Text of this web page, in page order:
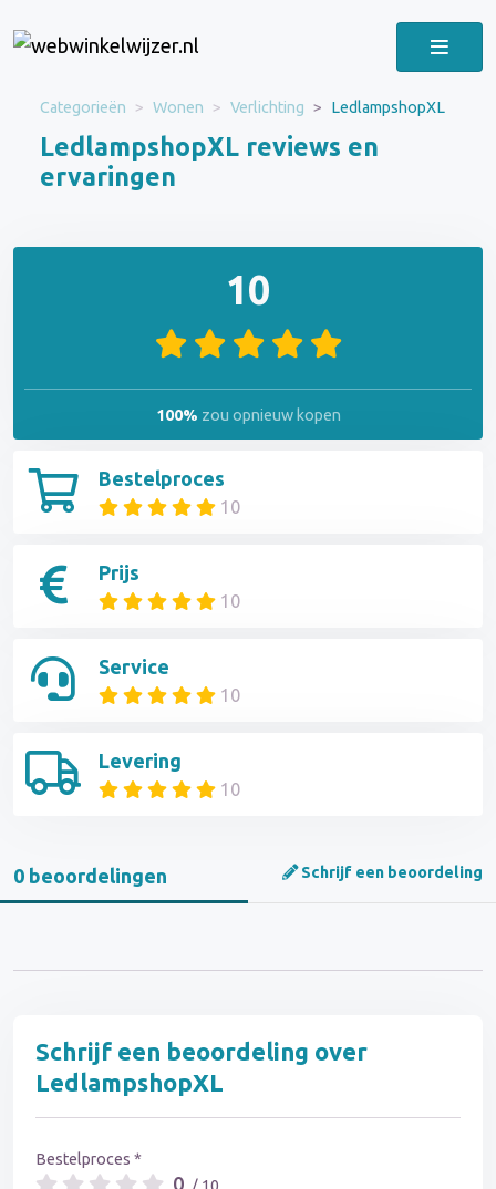
Categorieën Wonen Verlichting LedlampshopXL
LedlampshopXL reviews en
ervaringen
Bestelproces
10
Prijs
10
Service
10
Levering
10
10
100% zou opnieuw kopen
0 beoordelingen Schrijf een beoordeling
Schrijf een beoordeling over
LedlampshopXL
Bestelproces *
0